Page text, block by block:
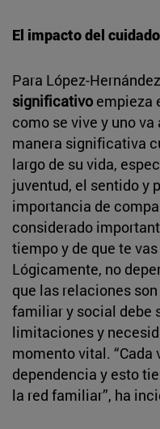
El impacto del cuidado
Para López-
significativo empieza
como se vive y uno
manera significativa
largo de su vida,
juventud, el sentido y
importancia de
considerado
tiempo y de que te
Lógicamente, no
que las relaciones
familiar y social debe
limitaciones y
momento vital. “Cada
dependencia y esto
la red familiar”, ha